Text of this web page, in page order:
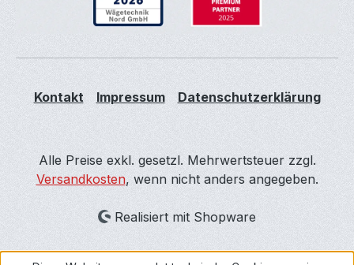
Kontakt Impressum Datenschutzerklärung
Alle Preise exkl. gesetzl. Mehrwertsteuer zzgl.
Versandkosten, wenn nicht anders angegeben.
Realisiert mit Shopware